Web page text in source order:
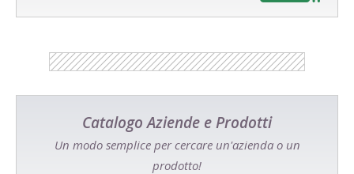
Catalogo Aziende e Prodotti
Un modo semplice per cercare un'azienda o un
prodotto!